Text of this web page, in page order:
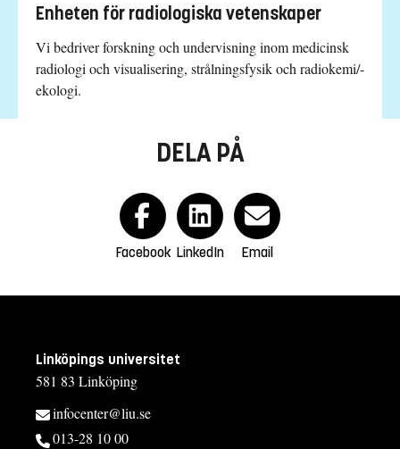
Enheten för radiologiska vetenskaper
Vi bedriver forskning och undervisning inom medicinsk
radiologi och visualisering, strålningsfysik och radiokemi/-
ekologi.
DELA PÅ
Facebook LinkedIn Email
Linköpings universitet
581 83 Linköping
infocenter@liu.se
013-28 10 00